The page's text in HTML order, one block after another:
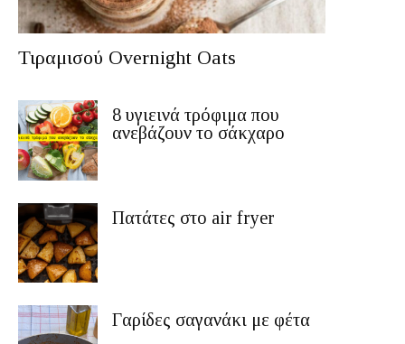
Τιραμισού Overnight Oats
8 υγιεινά τρόφιμα που
ανεβάζουν το σάκχαρο
Πατάτες στο air fryer
Γαρίδες σαγανάκι με φέτα